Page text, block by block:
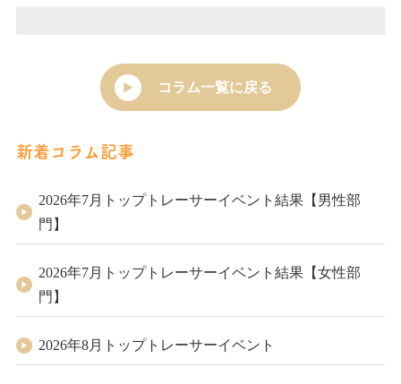
コラム一覧に戻る
新着コラム記事
2026年7月トップトレーサーイベント結果【男性部
門】
2026年7月トップトレーサーイベント結果【女性部
門】
2026年8月トップトレーサーイベント